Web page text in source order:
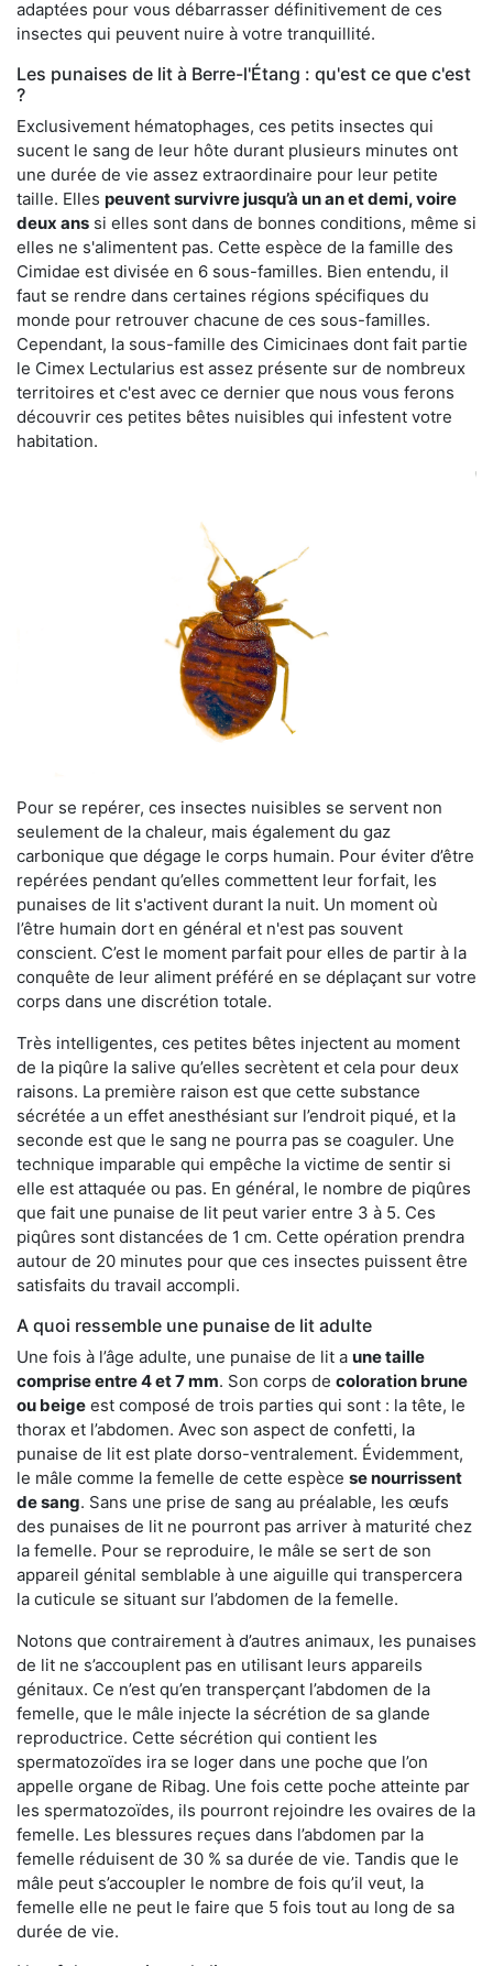
adaptées pour vous débarrasser définitivement de ces
insectes qui peuvent nuire à votre tranquillité.
Les punaises de lit à Berre-l'Étang : qu'est ce que c'est
?
Exclusivement hématophages, ces petits insectes qui
sucent le sang de leur hôte durant plusieurs minutes ont
une durée de vie assez extraordinaire pour leur petite
taille. Elles peuvent survivre jusqu’à un an et demi, voire
deux ans si elles sont dans de bonnes conditions, même si
elles ne s'alimentent pas. Cette espèce de la famille des
Cimidae est divisée en 6 sous-familles. Bien entendu, il
faut se rendre dans certaines régions spécifiques du
monde pour retrouver chacune de ces sous-familles.
Cependant, la sous-famille des Cimicinaes dont fait partie
le Cimex Lectularius est assez présente sur de nombreux
territoires et c'est avec ce dernier que nous vous ferons
découvrir ces petites bêtes nuisibles qui infestent votre
habitation.
Pour se repérer, ces insectes nuisibles se servent non
seulement de la chaleur, mais également du gaz
carbonique que dégage le corps humain. Pour éviter d’être
repérées pendant qu’elles commettent leur forfait, les
punaises de lit s'activent durant la nuit. Un moment où
l’être humain dort en général et n'est pas souvent
conscient. C’est le moment parfait pour elles de partir à la
conquête de leur aliment préféré en se déplaçant sur votre
corps dans une discrétion totale.
Très intelligentes, ces petites bêtes injectent au moment
de la piqûre la salive qu’elles secrètent et cela pour deux
raisons. La première raison est que cette substance
sécrétée a un effet anesthésiant sur l’endroit piqué, et la
seconde est que le sang ne pourra pas se coaguler. Une
technique imparable qui empêche la victime de sentir si
elle est attaquée ou pas. En général, le nombre de piqûres
que fait une punaise de lit peut varier entre 3 à 5. Ces
piqûres sont distancées de 1 cm. Cette opération prendra
autour de 20 minutes pour que ces insectes puissent être
satisfaits du travail accompli.
A quoi ressemble une punaise de lit adulte
Une fois à l’âge adulte, une punaise de lit a une taille
comprise entre 4 et 7 mm. Son corps de coloration brune
ou beige est composé de trois parties qui sont : la tête, le
thorax et l’abdomen. Avec son aspect de confetti, la
punaise de lit est plate dorso-ventralement. Évidemment,
le mâle comme la femelle de cette espèce se nourrissent
de sang. Sans une prise de sang au préalable, les œufs
des punaises de lit ne pourront pas arriver à maturité chez
la femelle. Pour se reproduire, le mâle se sert de son
appareil génital semblable à une aiguille qui transpercera
la cuticule se situant sur l’abdomen de la femelle.
Notons que contrairement à d’autres animaux, les punaises
de lit ne s’accouplent pas en utilisant leurs appareils
génitaux. Ce n’est qu’en transperçant l’abdomen de la
femelle, que le mâle injecte la sécrétion de sa glande
reproductrice. Cette sécrétion qui contient les
spermatozoïdes ira se loger dans une poche que l’on
appelle organe de Ribag. Une fois cette poche atteinte par
les spermatozoïdes, ils pourront rejoindre les ovaires de la
femelle. Les blessures reçues dans l’abdomen par la
femelle réduisent de 30 % sa durée de vie. Tandis que le
mâle peut s’accoupler le nombre de fois qu’il veut, la
femelle elle ne peut le faire que 5 fois tout au long de sa
durée de vie.